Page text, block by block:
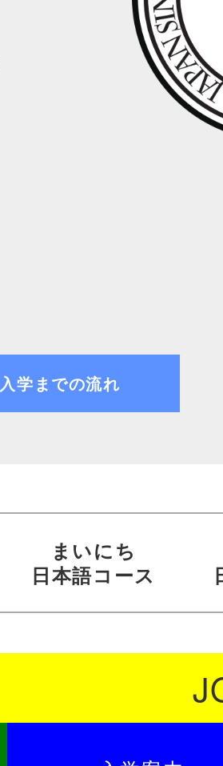
入学までの流れ
まいにち
日本語コース